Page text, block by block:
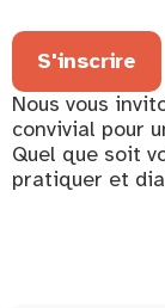
S'inscrire
Nous vous
convivial pour
Quel que soit
pratiquer et